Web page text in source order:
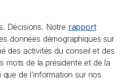
Décisions. Notre rapport
données démographiques sur
des activités du conseil et des
mots de la présidente et de la
de l’information sur nos